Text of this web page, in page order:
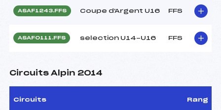
ASAF1243.FFS Coupe d'Argent U16 FFS
ASAF0111.FFS selection U14-U16 FFS
Circuits Alpin 2014
Circuits Rang